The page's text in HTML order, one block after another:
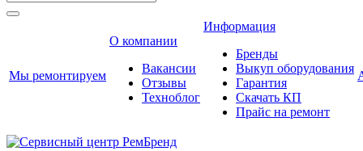
Мы ремонтируем
О компании
Вакансии
Отзывы
Техноблог
Информация
Бренды
Выкуп оборудования
Гарантия
Скачать КП
Прайс на ремонт